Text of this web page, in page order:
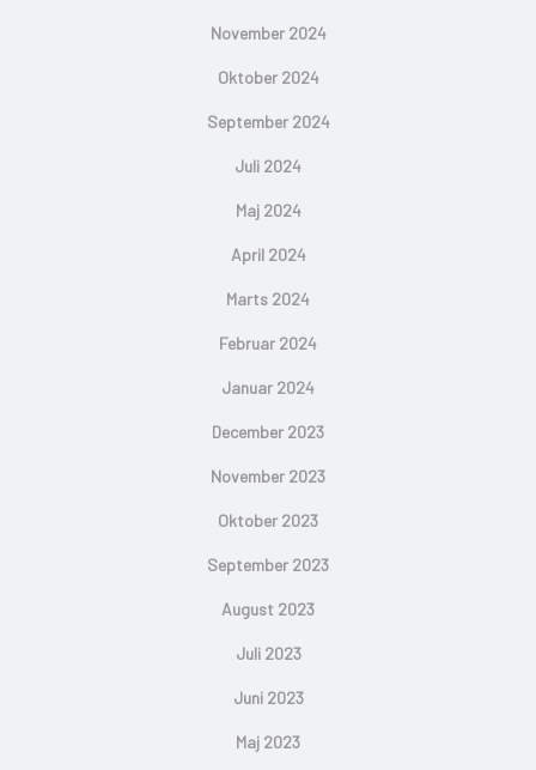
November 2024
Oktober 2024
September 2024
Juli 2024
Maj 2024
April 2024
Marts 2024
Februar 2024
Januar 2024
December 2023
November 2023
Oktober 2023
September 2023
August 2023
Juli 2023
Juni 2023
Maj 2023